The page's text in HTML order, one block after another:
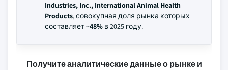
Industries, Inc., International Animal Health
Products, совокупная доля рынка которых
составляет ~48% в 2025 году.
Получите аналитические данные о рынке и